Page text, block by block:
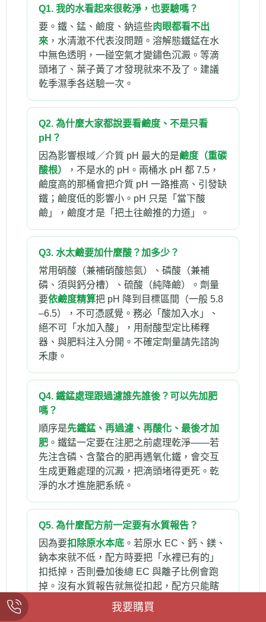
Q1. 我的水看起來很乾淨，也要驗嗎？
要。鐵、錳、鹼度、鈉這些肉眼都看不出
來 ，水清澈不代表沒問題。溶解態鐵錳在水
中無色透明，一碰空氣才變鏽色沉澱。等滴
頭堵了、葉子黃了才發現就來不及了。建議
乾季濕季各送驗一次。
Q2. 為什麼大家都說要看鹼度、不是只看
pH？
因為影響根域／介質 pH 最大的是鹼度（重碳
酸根）
，不是水的 pH。兩桶水 pH 都 7.5，
鹼度高的那桶會把介質 pH 一路推高、引發缺
鐵；鹼度低的影響小。pH 只是「當下酸
鹼」，鹼度才是「把土往鹼推的力道」。
Q3. 水太鹼要加什麼酸？加多少？
常用硝酸（兼補硝酸態氮）、磷酸（兼補
磷、須與鈣分槽）、硫酸（純降鹼）。劑量
要依鹼度精算把 pH 降到目標區間（一般 5.8
–6.5），不可憑感覺。務必「酸加入水」、
絕不可「水加入酸」，用耐酸型定比稀釋
器、與肥料注入分開。不確定劑量請先諮詢
禾康。
Q4. 鐵錳處理跟過濾誰先誰後？可以先加肥
嗎？
順序是先鐵錳、再過濾、再酸化、最後才加
肥 。鐵錳一定要在注肥之前處理乾淨——若
先注含磷、含螯合的肥再遇氧化鐵，會交互
生成更難處理的沉澱，把滴頭堵得更死。乾
淨的水才進施肥系統。
Q5. 為什麼配方前一定要有水質報告？
因為要扣除原水本底 。若原水 EC、鈣、鎂、
鈉本來就不低，配方時要把「水裡已有的」
扣抵掉，否則疊加後總 EC 與離子比例會跑
掉。沒有水質報告就無從扣起，配方只能瞎
禾康即溶肥這類全水溶母肥才好精準
我要購買